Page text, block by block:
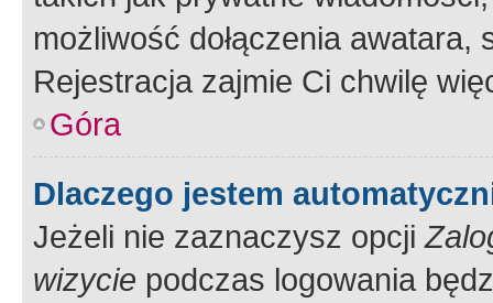
możliwość dołączenia
Rejestracja zajmie Ci chwilę
Góra
Dlaczego jestem
Jeżeli nie zaznaczysz opcji
wizycie podczas logowania